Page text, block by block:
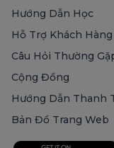
Hướng Dẫn Học
Hỗ Trợ Khách Hàng
Câu Hỏi Thường
Cộng Đồng
Hướng Dẫn Thanh
Bản Đồ Trang Web